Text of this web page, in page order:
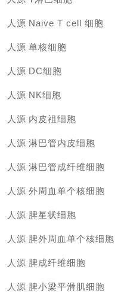
人源 Naive T cell 细胞
人源 单核细胞
人源 DC细胞
人源 NK细胞
人源 内皮祖细胞
人源 淋巴管内皮细胞
人源 淋巴管成纤维细胞
人源 外周血单个核细胞
人源 脾星状细胞
人源 脾外周血单个核细胞
人源 脾成纤维细胞
人源 脾小梁平滑肌细胞